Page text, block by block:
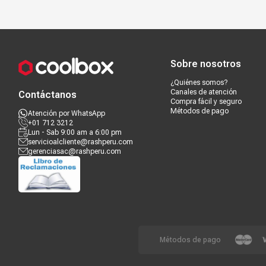
Contáctanos
Atención por WhatsApp
+01 712 3212
Lun - Sab 9:00 am a 6:00 pm
servicioalcliente@rashperu.com
gerenciasac@rashperu.com
Sobre nosotros
¿Quiénes somos?
Canales de atención
Compra fácil y seguro
Métodos de pago
Métodos de pago